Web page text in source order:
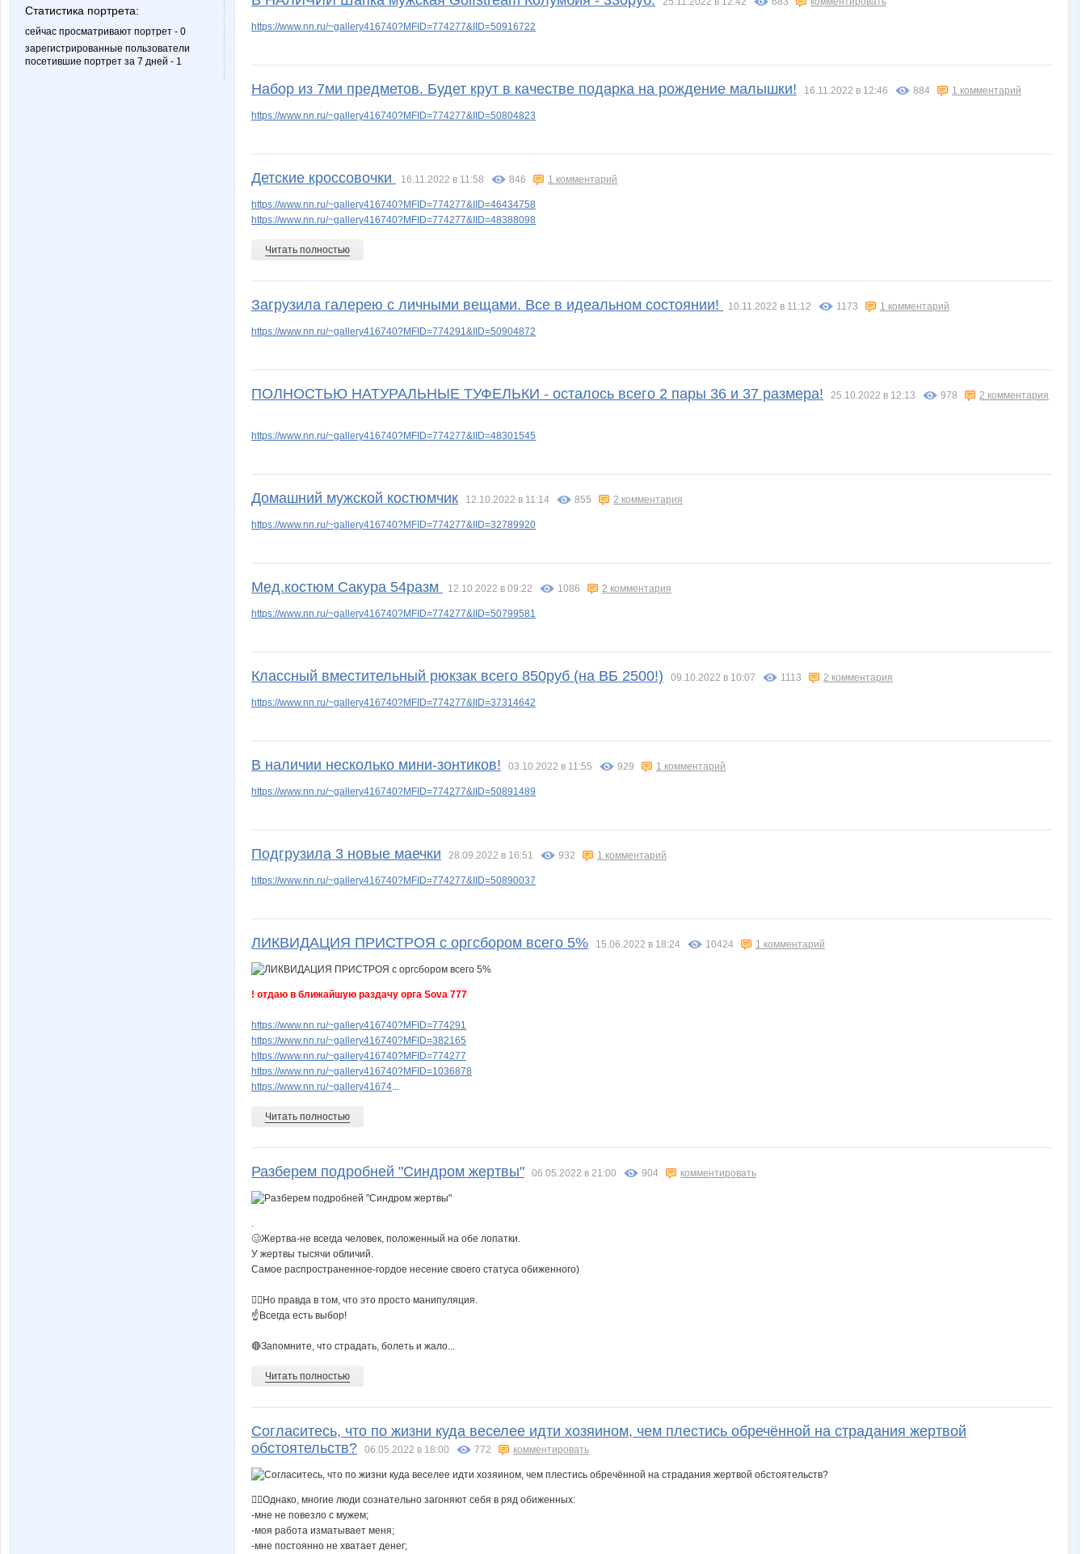
Статистика портрета:
сейчас просматривают портрет - 0
зарегистрированные пользователи
посетившие портрет за 7 дней - 1
https://www.nn.ru/~gallery416740?MFID=774277&IID=50916722
Набор из 7ми предметов. Будет крут в качестве подарка на рождение малышки! 16.11.2022 в 12:46 884 1 комментарий
https://www.nn.ru/~gallery416740?MFID=774277&IID=50804823
Детские кроссовочки 16.11.2022 в 11:58 846 1 комментарий
https://www.nn.ru/~gallery416740?MFID=774277&IID=46434758
https://www.nn.ru/~gallery416740?MFID=774277&IID=48388098
Читать полностью
Загрузила галерею с личными вещами. Все в идеальном состоянии! 10.11.2022 в 11:12 1173 1 комментарий
https://www.nn.ru/~gallery416740?MFID=774291&IID=50904872
ПОЛНОСТЬЮ НАТУРАЛЬНЫЕ ТУФЕЛЬКИ - осталось всего 2 пары 36 и 37 размера! 25.10.2022 в 12:13 978 2 комментария
https://www.nn.ru/~gallery416740?MFID=774277&IID=48301545
Домашний мужской костюмчик 12.10.2022 в 11:14 855 2 комментария
https://www.nn.ru/~gallery416740?MFID=774277&IID=32789920
Мед.костюм Сакура 54разм 12.10.2022 в 09:22 1086 2 комментария
https://www.nn.ru/~gallery416740?MFID=774277&IID=50799581
Классный вместительный рюкзак всего 850руб (на ВБ 2500!) 09.10.2022 в 10:07 1113 2 комментария
https://www.nn.ru/~gallery416740?MFID=774277&IID=37314642
В наличии несколько мини-зонтиков! 03.10.2022 в 11:55 929 1 комментарий
https://www.nn.ru/~gallery416740?MFID=774277&IID=50891489
Подгрузила 3 новые маечки 28.09.2022 в 16:51 932 1 комментарий
https://www.nn.ru/~gallery416740?MFID=774277&IID=50890037
ЛИКВИДАЦИЯ ПРИСТРОЯ с оргсбором всего 5% 15.06.2022 в 18:24 10424 1 комментарий
! отдаю в ближайшую раздачу орга Sova 777
https://www.nn.ru/~gallery416740?MFID=774291
https://www.nn.ru/~gallery416740?MFID=382165
https://www.nn.ru/~gallery416740?MFID=774277
https://www.nn.ru/~gallery416740?MFID=1036878
https://www.nn.ru/~gallery41674
Читать полностью
Разберем подробней "Синдром жертвы" 06.05.2022 в 21:00 904 комментировать
🥴Жертва-не всегда человек, положенный на обе лопатки.
У жертвы тысячи обличий.
Самое распространенное-гордое несение своего статуса обиженного)
🤷‍♀Но правда в том, что это просто манипуляция.
☝Всегда есть выбор!
🔴Запомните, что страдать, болеть и жало...
Читать полностью
Согласитесь, что по жизни куда веселее идти хозяином, чем плестись обречённой на страдания жертвой
обстоятельств?
06.05.2022 в 18:00 772 комментировать
🤷‍♀Однако, многие люди сознательно загоняют себя в ряд обиженных:
-мне не повезло с мужем;
-моя работа изматывает меня;
-мне постоянно не хватает денег;